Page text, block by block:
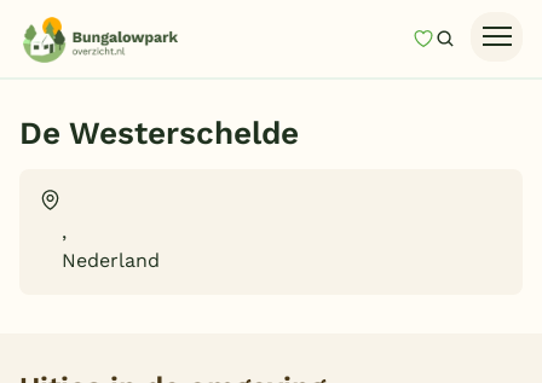
MijnZoeken
Last minutes
Vakantiepark keuzehulp
De Westerschelde
,
Nederland